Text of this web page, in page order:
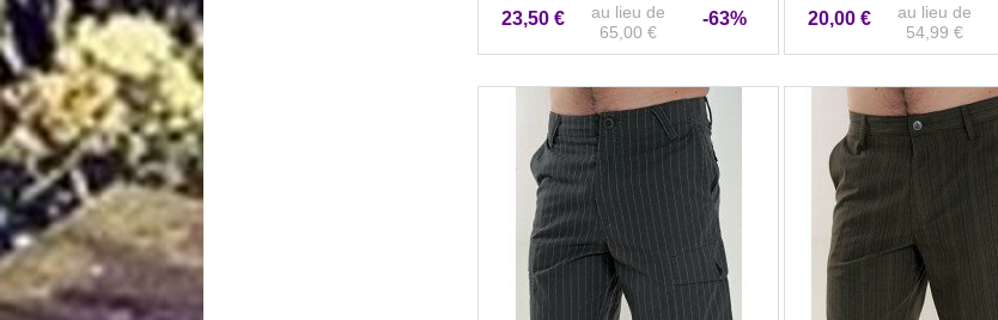
23,50 €
au lieu de
65,00 €
-63% 20,00 €
au lieu de
54,99 €